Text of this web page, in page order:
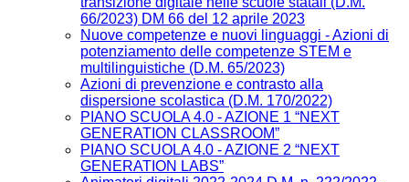
66/2023) DM 66 del 12 aprile 2023
Nuove competenze e nuovi linguaggi - Azioni di
potenziamento delle competenze STEM e
multilinguistiche (D.M. 65/2023)
Azioni di prevenzione e contrasto alla
dispersione scolastica (D.M. 170/2022)
PIANO SCUOLA 4.0 - AZIONE 1 “NEXT
GENERATION CLASSROOM”
PIANO SCUOLA 4.0 - AZIONE 2 “NEXT
GENERATION LABS”